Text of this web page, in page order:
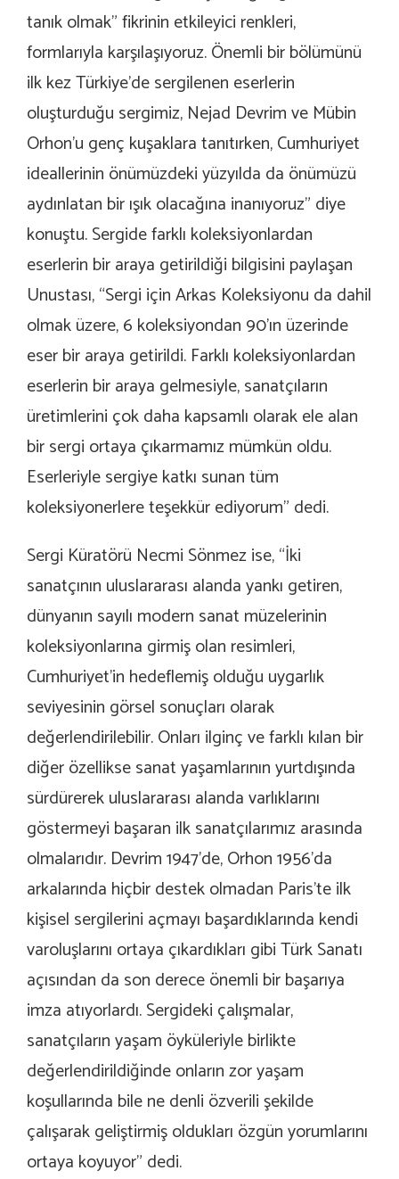
tanık olmak” fikrinin etkileyici renkleri,
formlarıyla karşılaşıyoruz. Önemli bir bölümünü
ilk kez Türkiye’de sergilenen eserlerin
oluşturduğu sergimiz, Nejad Devrim ve Mübin
Orhon’u genç kuşaklara tanıtırken, Cumhuriyet
ideallerinin önümüzdeki yüzyılda da önümüzü
aydınlatan bir ışık olacağına inanıyoruz” diye
konuştu. Sergide farklı koleksiyonlardan
eserlerin bir araya getirildiği bilgisini paylaşan
Unustası, “Sergi için Arkas Koleksiyonu da dahil
olmak üzere, 6 koleksiyondan 90’ın üzerinde
eser bir araya getirildi. Farklı koleksiyonlardan
eserlerin bir araya gelmesiyle, sanatçıların
üretimlerini çok daha kapsamlı olarak ele alan
bir sergi ortaya çıkarmamız mümkün oldu.
Eserleriyle sergiye katkı sunan tüm
koleksiyonerlere teşekkür ediyorum” dedi.
Sergi Küratörü Necmi Sönmez ise, “İki
sanatçının uluslararası alanda yankı getiren,
dünyanın sayılı modern sanat müzelerinin
koleksiyonlarına girmiş olan resimleri,
Cumhuriyet’in hedeflemiş olduğu uygarlık
seviyesinin görsel sonuçları olarak
değerlendirilebilir. Onları ilginç ve farklı kılan bir
diğer özellikse sanat yaşamlarının yurtdışında
sürdürerek uluslararası alanda varlıklarını
göstermeyi başaran ilk sanatçılarımız arasında
olmalarıdır. Devrim 1947’de, Orhon 1956’da
arkalarında hiçbir destek olmadan Paris’te ilk
kişisel sergilerini açmayı başardıklarında kendi
varoluşlarını ortaya çıkardıkları gibi Türk Sanatı
açısından da son derece önemli bir başarıya
imza atıyorlardı. Sergideki çalışmalar,
sanatçıların yaşam öyküleriyle birlikte
değerlendirildiğinde onların zor yaşam
koşullarında bile ne denli özverili şekilde
çalışarak geliştirmiş oldukları özgün yorumlarını
ortaya koyuyor” dedi.